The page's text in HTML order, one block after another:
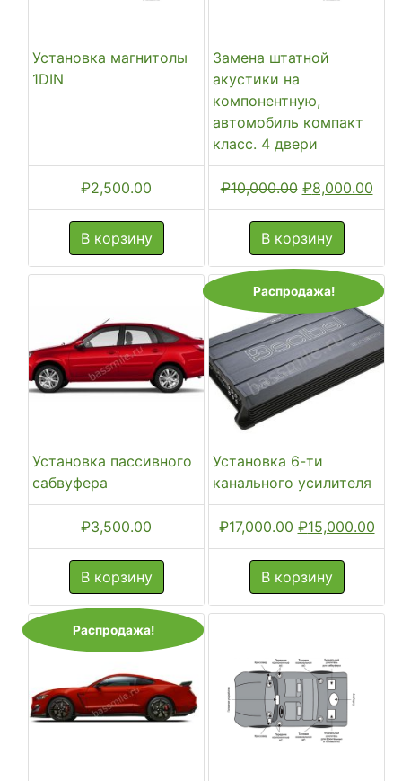
Установка магнитолы
1DIN
₽2,500.00
В корзину
Замена штатной
акустики на
компонентную,
автомобиль компакт
класс. 4 двери
₽10,000.00
цена
составляла
₽10,000.00.
₽8,000.00
В корзину
Установка пассивного
сабвуфера
₽3,500.00
В корзину
Распродажа!
Установка 6-ти
канального усилителя
₽17,000.00
цена
составляла
₽17,000.00.
₽15,000.00
В корзину
Распродажа!